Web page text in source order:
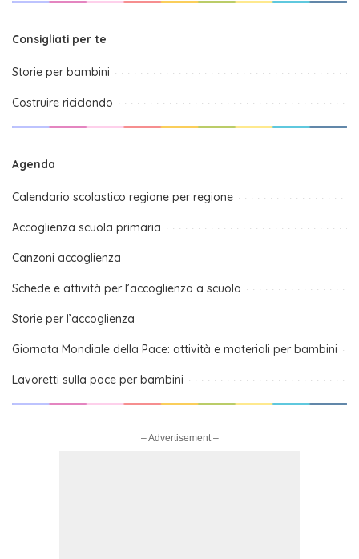
Consigliati per te
Storie per bambini
Costruire riciclando
Agenda
Calendario scolastico regione per regione
Accoglienza scuola primaria
Canzoni accoglienza
Schede e attività per l’accoglienza a scuola
Storie per l’accoglienza
Giornata Mondiale della Pace: attività e materiali per bambini
Lavoretti sulla pace per bambini
– Advertisement –